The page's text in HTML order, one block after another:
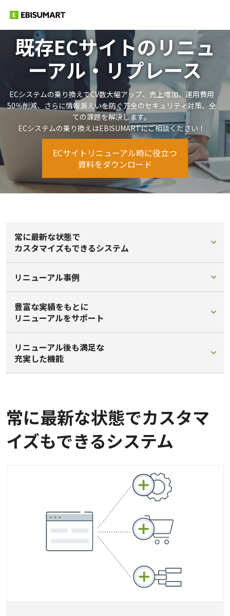
既存ECサイトのリニュ
ーアル・リプレース
ECシステムの乗り換えでCV数大幅アップ、売上増加、運用費用
50％削減、 さらに情報漏えいを防ぐ万全のセキュリティ対策、全
ての課題を解決します。
ECシステムの乗り換えはEBISUMARTにご相談ください！
ECサイトリニューアル時に役立つ
資料をダウンロード
常に最新な状態で
カスタマイズもできるシステム
リニューアル事例
豊富な実績をもとに
リニューアルをサポート
リニューアル後も満足な
充実した機能
常に最新な状態でカスタマ
イズもできるシステム